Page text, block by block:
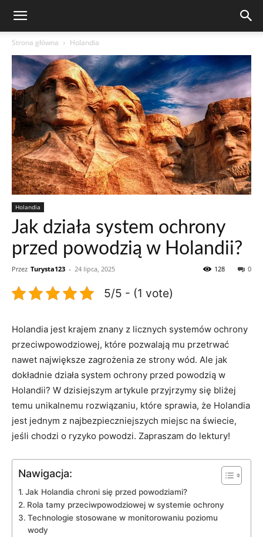
Strona główna Holandia
Holandia
Jak działa system ochrony
przed powodzią w Holandii?
Przez Turysta123 - 24 lipca, 2025 0
128
5/5 - (1 vote)
Holandia jest krajem znany z licznych systemów ochrony
przeciwpowodziowej, ⁣które pozwalają mu przetrwać
nawet największe zagrożenia ze strony wód. Ale jak
dokładnie działa system ochrony przed powodzią w
Holandii? W dzisiejszym artykule przyjrzymy się bliżej⁤
temu unikalnemu rozwiązaniu, które⁣ sprawia, że⁣ Holandia
jest jednym z najbezpieczniejszych miejsc na świecie,
jeśli chodzi o ​ryzyko powodzi. Zapraszam do lektury!
Nawigacja:
Jak Holandia chroni się przed‌ powodziami?
Rola tamy‍ przeciwpowodziowej w systemie ochrony
Technologie stosowane w monitorowaniu poziomu⁤
wody